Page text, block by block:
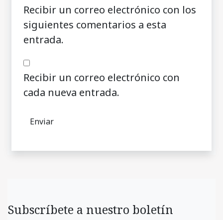
Recibir un correo electrónico con los
siguientes comentarios a esta
entrada.
Recibir un correo electrónico con
cada nueva entrada.
Subscríbete a nuestro boletín